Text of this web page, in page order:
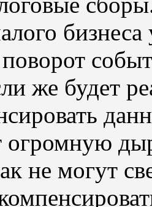
поворот
же будет
огромную
не могут